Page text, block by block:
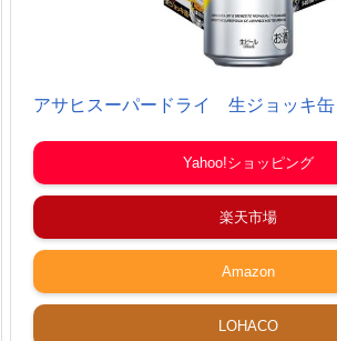
アサヒスーパードライ 生ジョッキ
Yahoo!ショッピング
楽天市場
Amazon
LOHACO